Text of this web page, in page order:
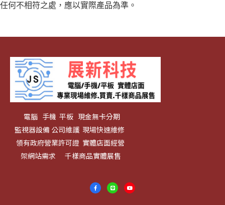
任何不相符之處，應以實際產品為準。
電腦 手機 平板 現金無卡分期
監視器設備 公司維護 現場快速維修
領有政府營業許可證 實體店面經營
架網站需求 千樣商品實體展售